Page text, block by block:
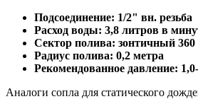
Подсоединение: 1/2" вн. резьба
Расход воды: 3,8 литров в
Сектор полива: зонтичный 360
Радиус полива: 0,2 метра
Рекомендованное давление:
Аналоги сопла для статического